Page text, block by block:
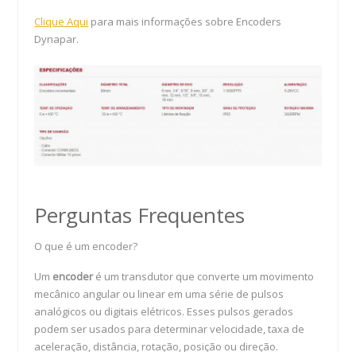
Clique Aqui para mais informações sobre Encoders
Dynapar.
Perguntas Frequentes
O que é um encoder?
Um encoderé um transdutor que converte um movimento
mecânico angular ou linear em uma série de pulsos
analógicos ou digitais elétricos. Esses pulsos gerados
podem ser usados para determinar velocidade, taxa de
aceleração, distância, rotação, posição ou direção.